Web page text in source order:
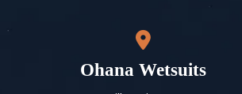
Ohana Wetsuits